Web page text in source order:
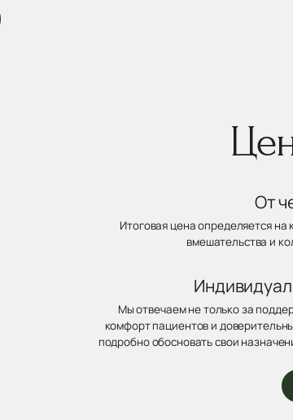
От
Итоговая цена определяется на
вмешательства и
Мы отвечаем не только за
комфорт пациентов и
подробно обосновать свои